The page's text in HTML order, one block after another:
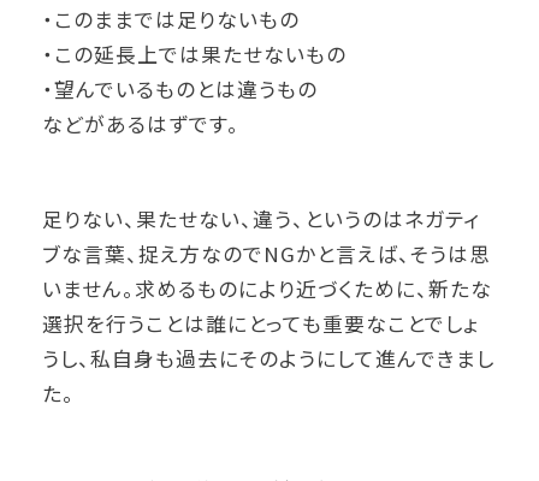
・このままでは足りないもの
・この延長上では果たせないもの
・望んでいるものとは違うもの
などがあるはずです。
足りない、果たせない、違う、というのはネガティ
ブな言葉、捉え方なのでNGかと言えば、そうは思
いません。求めるものにより近づくために、新たな
選択を行うことは誰にとっても重要なことでしょ
うし、私自身も過去にそのようにして進んできまし
た。